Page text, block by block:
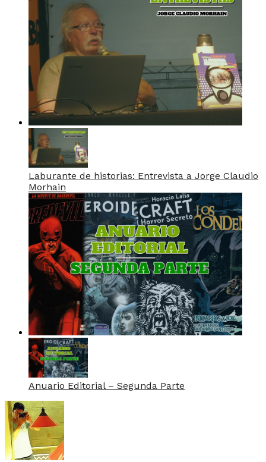
Laburante de historias: Entrevista a Jorge Claudio
Morhain
Anuario Editorial – Segunda Parte